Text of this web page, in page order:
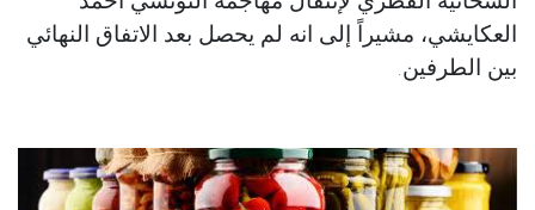
العكايشي، مشيراً إلى انه لم يحصل بعد الاتفاق النهائي
بين الطرفين.